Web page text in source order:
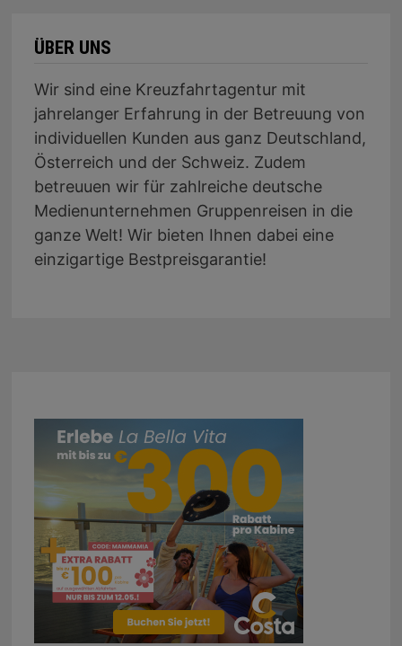
ÜBER UNS
Wir sind eine Kreuzfahrtagentur mit
jahrelanger Erfahrung in der Betreuung von
individuellen Kunden aus ganz Deutschland,
Österreich und der Schweiz. Zudem
betreuuen wir für zahlreiche deutsche
Medienunternehmen Gruppenreisen in die
ganze Welt! Wir bieten Ihnen dabei eine
einzigartige Bestpreisgarantie!